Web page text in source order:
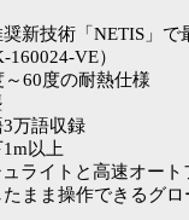
奨新技術「NETIS」
160024-VE）
60度の耐熱仕様
万語収録
以上
ライトと高速オート
まま操作できるグ